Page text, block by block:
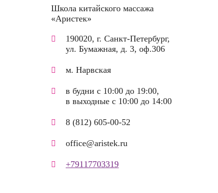
Школа китайского массажа
«Аристек»
190020, г. Санкт-Петербург,
ул. Бумажная, д. 3, оф.306
м. Нарвская
в будни с 10:00 до 19:00,
в выходные с 10:00 до 14:00
8 (812) 605-00-52
office@aristek.ru
+79117703319